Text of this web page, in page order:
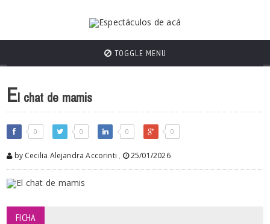
TOGGLE MENU
El chat de mamis
0 0 0 0
by Cecilia Alejandra Accorinti , 25/01/2026
FICHA